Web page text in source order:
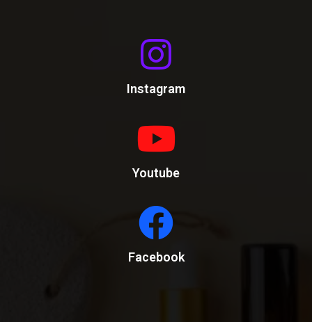
Instagram
Youtube
Facebook